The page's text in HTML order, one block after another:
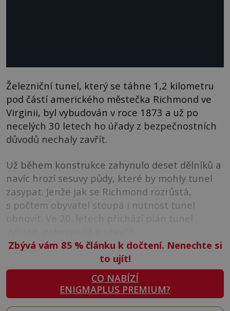
Železniční tunel, který se táhne 1,2 kilometru
pod částí amerického městečka Richmond ve
Virginii, byl vybudován v roce 1873 a už po
necelých 30 letech ho úřady z bezpečnostních
důvodů nechaly zavřít.
Už během konstrukce zahynulo deset dělníků a
navíc hrozí sesuvy půdy, které by mohly tunel
zasypat. Jenže jak se Richmond rozrůstá,
s počtem obyvatel stoupá i nutnost tunel
obnovit. Ve 20. letech přichází plán tunel
Zbývá vám 85 %článku k dočtení. Nenechte si
to ujít!
CO NABÍZÍ
ENIGMAPLUS PREMIUM?